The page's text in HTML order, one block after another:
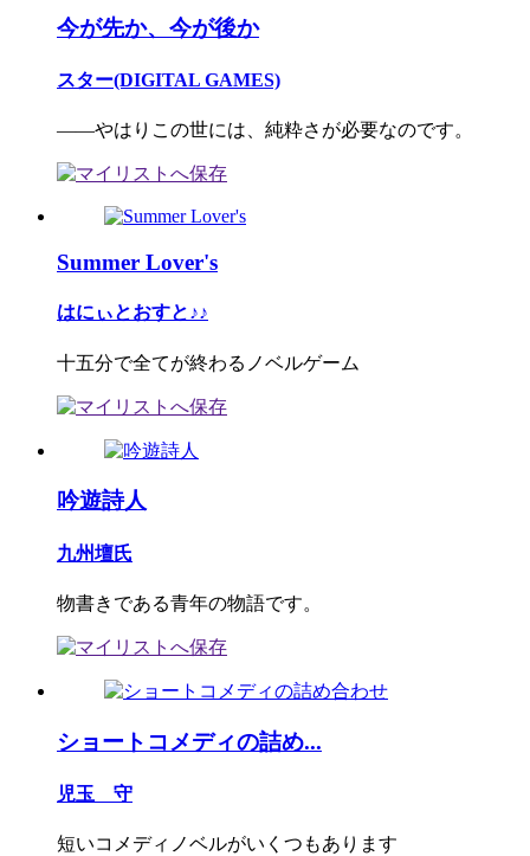
今が先か、今が後か
スター(DIGITAL GAMES)
――やはりこの世には、純粋さが必要なのです。
Summer Lover's
はにぃとおすと♪♪
十五分で全てが終わるノベルゲーム
吟遊詩人
九州壇氏
物書きである青年の物語です。
ショートコメディの詰め...
児玉 守
短いコメディノベルがいくつもあります